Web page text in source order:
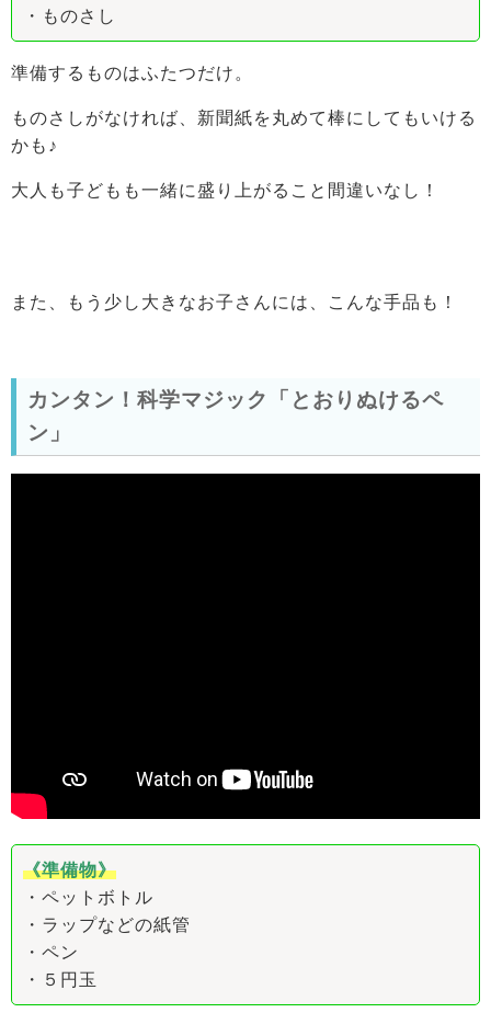
・ものさし
準備するものはふたつだけ。
ものさしがなければ、新聞紙を丸めて棒にしてもいける
かも♪
大人も子どもも一緒に盛り上がること間違いなし！
また、もう少し大きなお子さんには、こんな手品も！
カンタン！科学マジック「とおりぬけるペ
ン」
《準備物》
・ペットボトル
・ラップなどの紙管
・ペン
・５円玉